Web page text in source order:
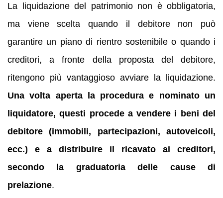
La liquidazione del patrimonio non è obbligatoria,
ma viene scelta quando il debitore non può
garantire un piano di rientro sostenibile o quando i
creditori, a fronte della proposta del debitore,
ritengono più vantaggioso avviare la liquidazione.
Una volta aperta la procedura e nominato un
liquidatore, questi procede a vendere i beni del
debitore (immobili, partecipazioni, autoveicoli,
ecc.) e a distribuire il ricavato ai creditori,
secondo la graduatoria delle cause di
prelazione.